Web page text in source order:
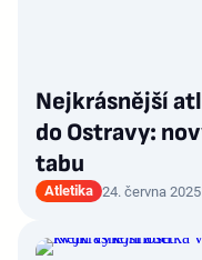
Nejkrásnější
do Ostravy:
tabu
Atletika 24. června 2025